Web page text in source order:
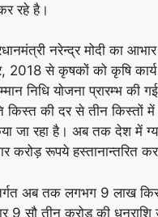
रहे है।
नरेन्द्र मोदी का
2018 से कृषकों को कृषि
निधि योजना प्रारम्भ की
की दर से तीन किस्तों में
जा रहा है। अब तक देश में
करोड़ रूपये हस्तानान्तरित
अब तक लगभग 9 लाख
9 सौ तीन करोड़ की धनराशि